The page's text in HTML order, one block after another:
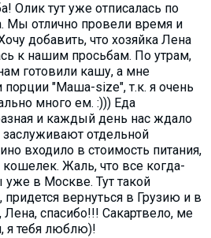
Олик тут уже отписалась по
Мы отлично провели время и
добавить, что хозяйка Лена
к нашим просьбам. По утрам,
готовили кашу, а мне
порции "Маша-size", т.к. я очень
много ем. :))) Еда
и каждый день нас ждало
отдельной
входило в стоимость питания,
Жаль, что все когда-
уже в Москве. Тут такой
вернуться в Грузию и в
спасибо!!! Сакартвело, ме
я тебя люблю)!